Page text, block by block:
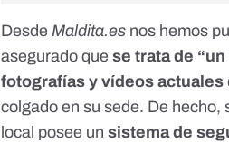
DesdeMaldita.es nos hemos
asegurado quese trata de
fotografías y vídeos actuales
colgado en su sede. De hecho,
local posee unsistema de